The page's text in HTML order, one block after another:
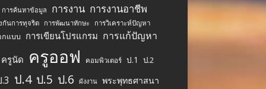
การค้นหาข้อมูล การงาน การงานอาชีพ
กันการทุจริต การพัฒนาทักษะ การวิเคราะห์ปัญหา
กแบบ การเขียนโปรแกรม การแก้ปัญหา
ครูนัด ครูออฟ คอมพิวเตอร์ ป.1 ป.2
ป.4 ป.5 ป.6 ผังงาน พระพุทธศาสนา